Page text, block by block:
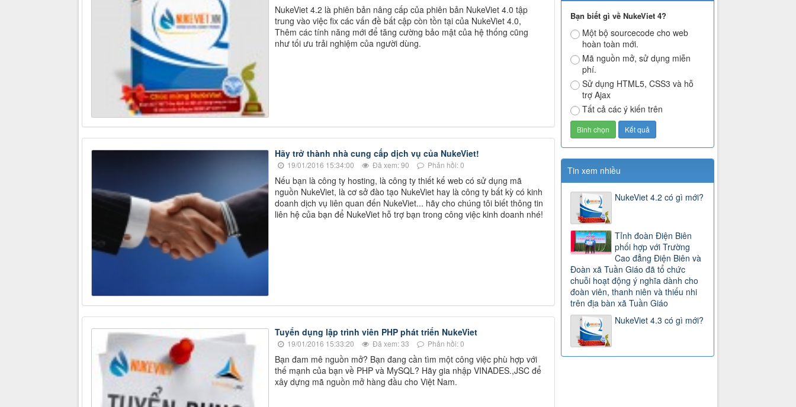
NukeViet 4.2 là phiên bản nâng cấp của phiên bản NukeViet 4.0 tập
trung vào việc fix các vấn đề bất cập còn tồn tại của NukeViet 4.0,
Thêm các tính năng mới để tăng cường bảo mật của hệ thống cũng
như tối ưu trải nghiệm của người dùng.
Hãy trở thành nhà cung cấp dịch vụ của NukeViet!
19/01/2016 15:34:00 Đã xem: 90 Phản hồi: 0
Nếu bạn là công ty hosting, là công ty thiết kế web có sử dụng mã
nguồn NukeViet, là cơ sở đào tạo NukeViet hay là công ty bất kỳ có kinh
doanh dịch vụ liên quan đến NukeViet... hãy cho chúng tôi biết thông tin
liên hệ của bạn để NukeViet hỗ trợ bạn trong công việc kinh doanh nhé!
Tuyển dụng lập trình viên PHP phát triển NukeViet
19/01/2016 15:33:20 Đã xem: 33 Phản hồi: 0
Bạn đam mê nguồn mở? Bạn đang cần tìm một công việc phù hợp với
thế mạnh của bạn về PHP và MySQL? Hãy gia nhập VINADES.,JSC để
xây dựng mã nguồn mở hàng đầu cho Việt Nam.
Bạn biết gì về NukeViet 4?
Một bộ sourcecode cho web
hoàn toàn mới.
Mã nguồn mở, sử dụng miễn
phí.
Sử dụng HTML5, CSS3 và hỗ
trợ Ajax
Tất cả các ý kiến trên
Tin xem nhiều
NukeViet 4.2 có gì mới?
Tỉnh đoàn Điện Biên
phối hợp với Trường
Cao đẳng Điện Biên và
Đoàn xã Tuần Giáo đã tổ chức
chuỗi hoạt động ý nghĩa dành cho
đoàn viên, thanh niên và thiếu nhi
trên địa bàn xã Tuần Giáo
NukeViet 4.3 có gì mới?